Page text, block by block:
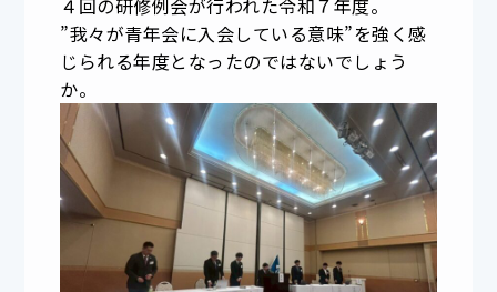
４回の研修例会が行われた令和７年度。
”我々が青年会に入会している意味”を強く感
じられる年度となったのではないでしょう
か。